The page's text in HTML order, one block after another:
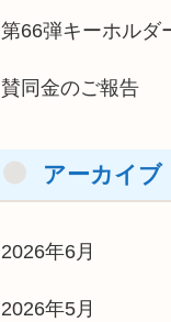
第66弾キーホルダ
賛同金のご報告
アーカイブ
2026年6月
2026年5月